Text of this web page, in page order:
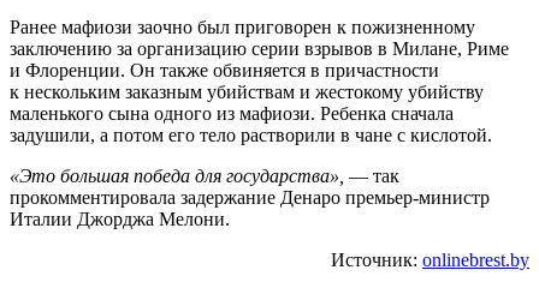
Ранее мафиози заочно был приговорен к пожизненному
заключению за организацию серии взрывов в Милане, Риме
и Флоренции. Он также обвиняется в причастности
к нескольким заказным убийствам и жестокому убийству
маленького сына одного из мафиози. Ребенка сначала
задушили, а потом его тело растворили в чане с кислотой.
«Это большая победа для государства», — так
прокомментировала задержание Денаро премьер-министр
Италии Джорджа Мелони.
Источник: onlinebrest.by